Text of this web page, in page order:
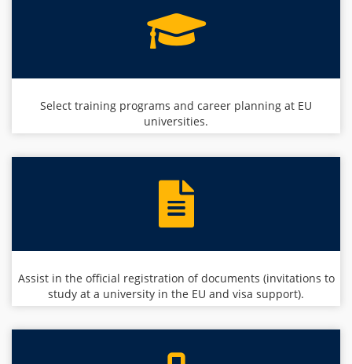
Select training programs and career planning at EU
universities.
Assist in the official registration of documents (invitations to
study at a university in the EU and visa support).